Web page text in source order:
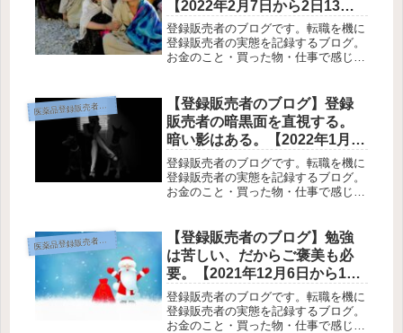
【2022年2月7日から2日13日
分】
登録販売者のブログです。転職を機に
登録販売者の実態を記録するブログ。
お金のこと・買った物・仕事で感じた
旅行や遊びも書いてみる。登録販売者
の仕事に興味がる人向けです。登録販
売...
医薬品登録販売者のブログ
【登録販売者のブログ】登録
販売者の暗黒面を直視する。
暗い影はある。【2022年1月3
日から1日9日分】
登録販売者のブログです。転職を機に
登録販売者の実態を記録するブログ。
お金のこと・買った物・仕事で感じた
旅行や遊びも書いてみる。登録販売者
の仕事に興味がる人向けです。登録販
売...
医薬品登録販売者のブログ
【登録販売者のブログ】勉強
は苦しい、だからご褒美も必
要。【2021年12月6日から12
日12日分】
登録販売者のブログです。転職を機に
登録販売者の実態を記録するブログ。
お金のこと・買った物・仕事で感じた